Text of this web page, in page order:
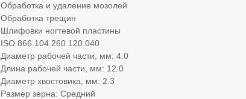
Обработка и удаление мозолей
Обработка трещин
Шлифовки ногтевой пластины
ISO 866.104.260.120.040
Диаметр рабочей части, мм: 4.0
Длина рабочей части, мм: 12.0
Диаметр хвостовика, мм: 2.3
Размер зерна: Средний